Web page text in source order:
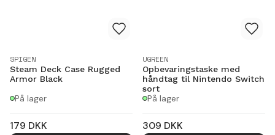
SPIGEN
Steam Deck Case Rugged
Armor Black
På lager
179 DKK
UGREEN
Opbevaringstaske med
håndtag til Nintendo Switch
sort
På lager
309 DKK